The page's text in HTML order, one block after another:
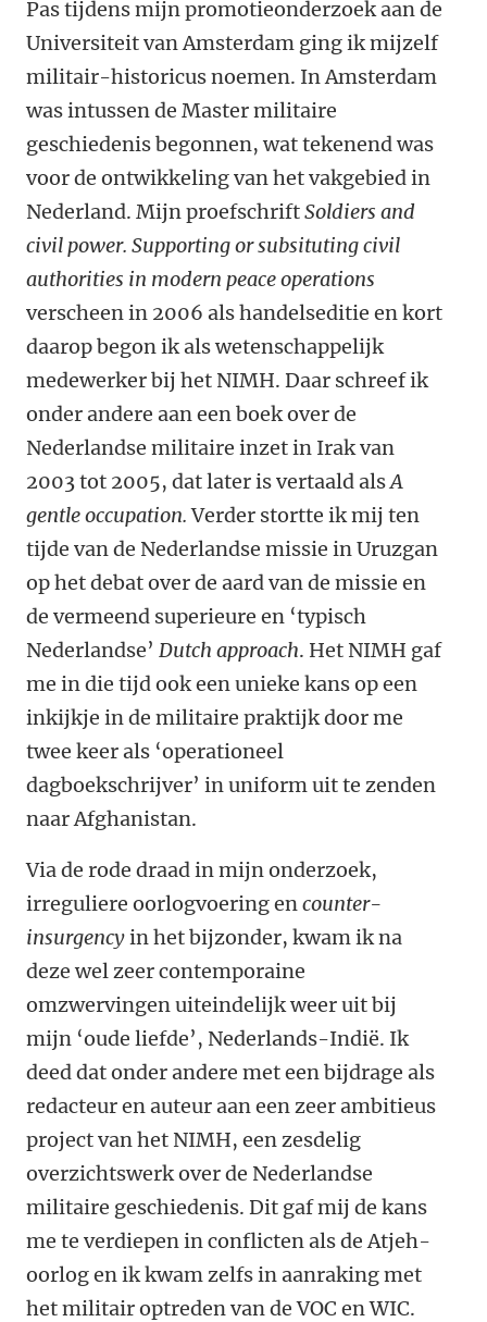
Pas tijdens mijn promotieonderzoek aan de
Universiteit van Amsterdam ging ik mijzelf
militair-historicus noemen. In Amsterdam
was intussen de Master militaire
geschiedenis begonnen, wat tekenend was
voor de ontwikkeling van het vakgebied in
Nederland. Mijn proefschriftSoldiers and
civil power. Supporting or subsituting civil
authorities in modern peace operations
verscheen in 2006 als handelseditie en kort
daarop begon ik als wetenschappelijk
medewerker bij het NIMH. Daar schreef ik
onder andere aan een boek over de
Nederlandse militaire inzet in Irak van
2003 tot 2005, dat later is vertaald alsA
gentle occupation.Verder stortte ik mij ten
tijde van de Nederlandse missie in Uruzgan
op het debat over de aard van de missie en
de vermeend superieure en ‘typisch
Nederlandse’ Dutch approach. Het NIMH gaf
me in die tijd ook een unieke kans op een
inkijkje in de militaire praktijk door me
twee keer als ‘operationeel
dagboekschrijver’ in uniform uit te zenden
naar Afghanistan.
Via de rode draad in mijn onderzoek,
irreguliere oorlogvoering encounter-
insurgencyin het bijzonder, kwam ik na
deze wel zeer contemporaine
omzwervingen uiteindelijk weer uit bij
mijn ‘oude liefde’, Nederlands-Indië. Ik
deed dat onder andere met een bijdrage als
redacteur en auteur aan een zeer ambitieus
project van het NIMH, een zesdelig
overzichtswerk over de Nederlandse
militaire geschiedenis. Dit gaf mij de kans
me te verdiepen in conflicten als de Atjeh-
oorlog en ik kwam zelfs in aanraking met
het militair optreden van de VOC en WIC.